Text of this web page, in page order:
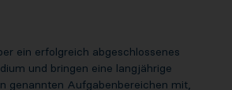
ein erfolgreich abgeschlossenes
und bringen eine langjährige
genannten Aufgabenbereichen mit,